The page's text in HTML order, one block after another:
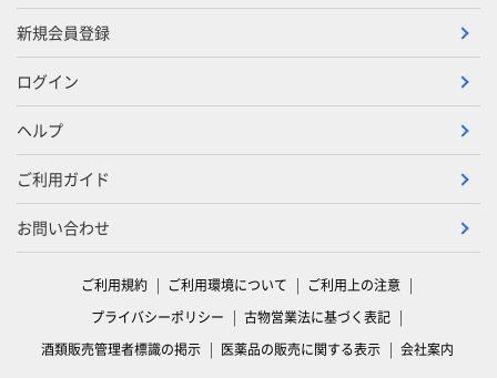
新規会員登録
ログイン
ヘルプ
ご利用ガイド
お問い合わせ
ご利用規約 ご利用環境について
ご利用上の注意
プライバシーポリシー
古物営業法に基づく表記
酒類販売管理者標識の掲示
医薬品の販売に関する表示 会社案内